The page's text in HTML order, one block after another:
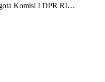
Komisi I DPR RI…